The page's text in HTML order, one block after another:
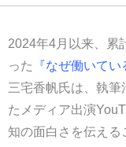
2024年4月以来、累
った
『なぜ働いて
三宅香帆氏は、執筆
たメディア出演
知の面白さを伝える